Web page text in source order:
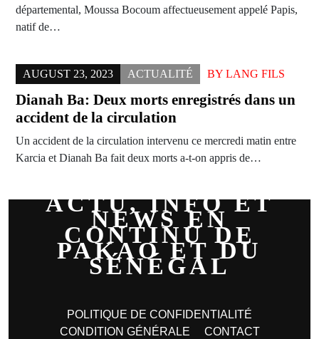
départemental, Moussa Bocoum affectueusement appelé Papis,
natif de…
AUGUST 23, 2023 ACTUALITÉ BY LANG FILS
Dianah Ba: Deux morts enregistrés dans un
accident de la circulation
Un accident de la circulation intervenu ce mercredi matin entre
Karcia et Dianah Ba fait deux morts a-t-on appris de…
ACTU, INFO ET
NEWS EN
CONTINU DE
PAKAO ET DU
SÉNÉGAL
POLITIQUE DE CONFIDENTIALITÉ
CONDITION GÉNÉRALE
CONTACT